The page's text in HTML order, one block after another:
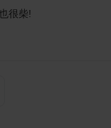
很柴!